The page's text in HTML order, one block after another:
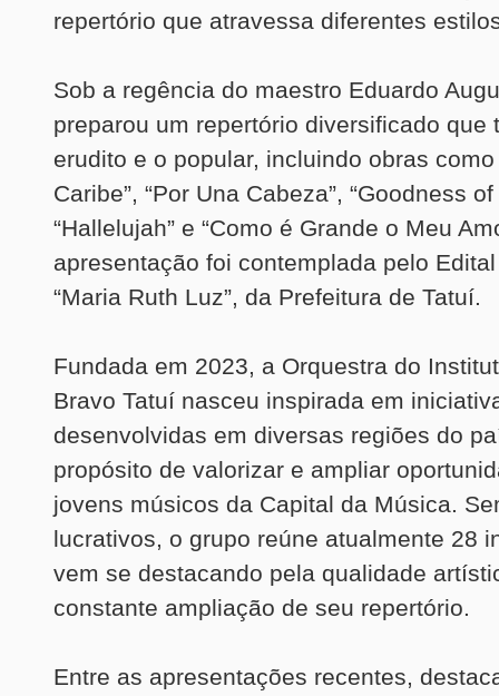
repertório que atravessa diferentes
Sob a regência do maestro Eduardo
preparou um repertório diversificado que
erudito e o popular, incluindo obras como
Caribe”, “Por Una Cabeza”, “Goodness of
“Hallelujah” e “Como é Grande o Meu
apresentação foi contemplada pelo
“Maria Ruth Luz”, da Prefeitura de Tatuí.
Fundada em 2023, a Orquestra do
Bravo Tatuí nasceu inspirada em
desenvolvidas em diversas regiões do
propósito de valorizar e ampliar
jovens músicos da Capital da Música.
lucrativos, o grupo reúne atualmente 28
vem se destacando pela qualidade
constante ampliação de seu repertório.
Entre as apresentações recentes,